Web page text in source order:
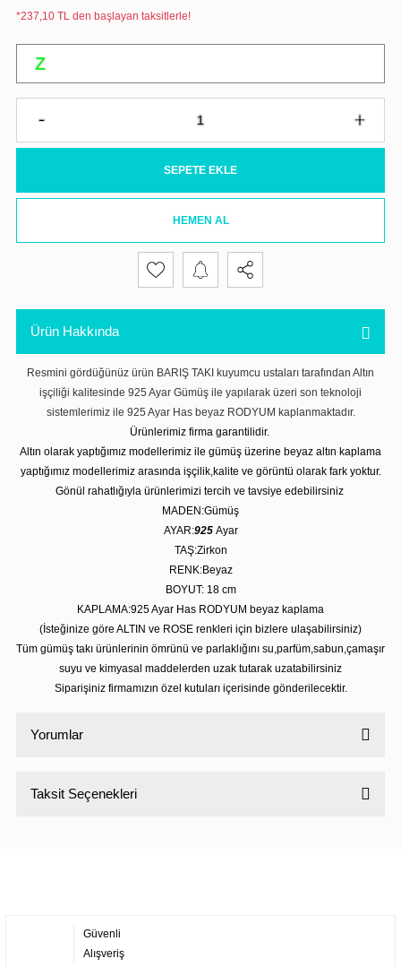
*237,10 TL den başlayan taksitlerle!
SEPETE EKLE
HEMEN AL
Ürün Hakkında
Resmini gördüğünüz ürün BARIŞ TAKI kuyumcu ustaları tarafından Altın
işçiliği kalitesinde 925 Ayar Gümüş ile yapılarak üzeri son teknoloji
sistemlerimiz ile 925 Ayar Has beyaz RODYUM kaplanmaktadır.
Ürünlerimiz firma garantilidir.
Altın olarak yaptığımız modellerimiz ile gümüş üzerine beyaz altın kaplama
yaptığımız modellerimiz arasında işçilik,kalite ve görüntü olarak fark yoktur.
Gönül rahatlığıyla ürünlerimizi tercih ve tavsiye edebilirsiniz
MADEN:Gümüş
AYAR:925 Ayar
TAŞ:Zirkon
RENK:Beyaz
BOYUT: 18 cm
KAPLAMA:925 Ayar Has RODYUM beyaz kaplama
(İsteğinize göre ALTIN ve ROSE renkleri için bizlere ulaşabilirsiniz)
Tüm gümüş takı ürünlerinin ömrünü ve parlaklığını su,parfüm,sabun,çamaşır
suyu ve kimyasal maddelerden uzak tutarak uzatabilirsiniz
Siparişiniz firmamızın özel kutuları içerisinde gönderilecektir.
Yorumlar
Taksit Seçenekleri
Güvenli
Alışveriş